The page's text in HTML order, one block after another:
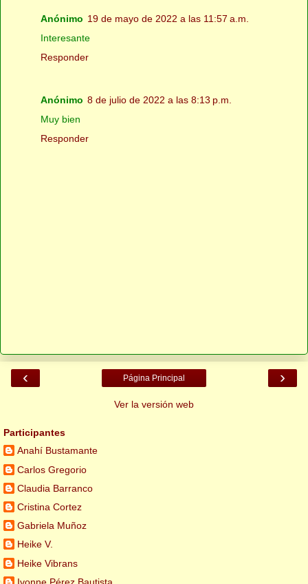
Anónimo 19 de mayo de 2022 a las 11:57 a.m.
Interesante
Responder
Anónimo 8 de julio de 2022 a las 8:13 p.m.
Muy bien
Responder
‹ ›
Página Principal
Ver la versión web
Participantes
Anahí Bustamante
Carlos Gregorio
Claudia Barranco
Cristina Cortez
Gabriela Muñoz
Heike V.
Heike Vibrans
Ivonne Pérez Bautista